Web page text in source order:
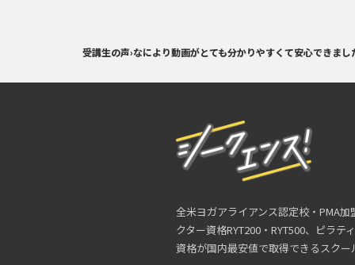
受講生の声›なにより動画がとても分かりやすくて安心できまし
全米ヨガアライアンス認定校・PMA
クター資格RYT200・RYT500、ピラテ
資格が国内最安値で取得できるスクー